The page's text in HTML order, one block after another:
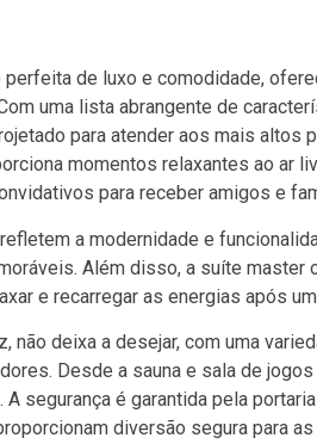
perfeita de luxo e comodidade,
uma lista abrangente de
para atender aos mais altos
momentos relaxantes ao ar
para receber amigos e
a modernidade e
Além disso, a suíte
e recarregar as energias após
não deixa a desejar, com uma
Desde a sauna e sala de
segurança é garantida pela
diversão segura para